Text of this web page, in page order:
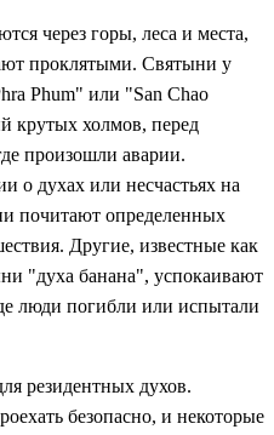
через горы, леса и места,
проклятыми. Святыни у
Phum" или "San Chao
крутых холмов, перед
произошли аварии.
о духах или несчастьях на
почитают определенных
Другие, известные как
"духа банана", успокаивают
люди погибли или испытали
резидентных духов.
безопасно, и некоторые